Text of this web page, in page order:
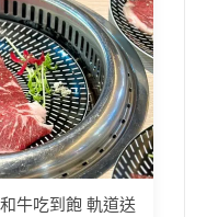
牛吃到飽 軌道送